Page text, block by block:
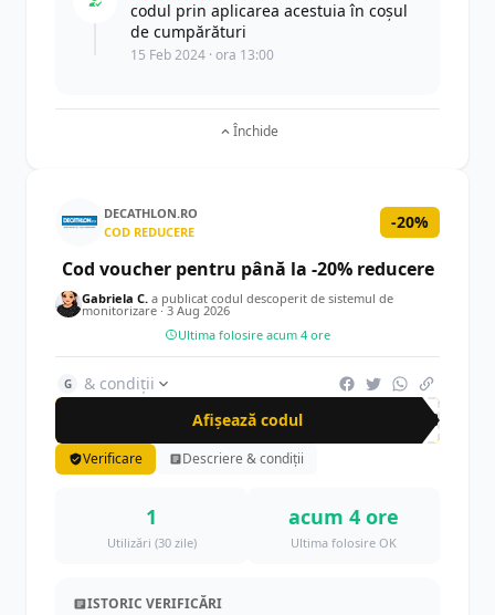
codul prin aplicarea acestuia în coșul
de cumpărături
15 Feb 2024 · ora 13:00
Închide
DECATHLON.RO
COD REDUCERE
-20%
Cod voucher pentru până la -20% reducere
Gabriela C. a publicat codul descoperit de sistemul de
monitorizare · 3 Aug 2026
Ultima folosire acum 4 ore
G
& condiții
Afișează codul
SPO
Verificare Descriere & condiții
1
Utilizări (30 zile)
acum 4 ore
Ultima folosire OK
ISTORIC VERIFICĂRI